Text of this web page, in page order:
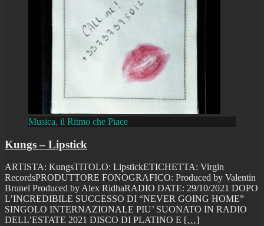
Musica, il Ritmo che Piace
Kungs – Lipstick
ARTISTA: KungsTITOLO: LipstickETICHETTA: Virgin
RecordsPRODUTTORE FONOGRAFICO: Produced by Valentin
Brunel Produced by Alex RidhaRADIO DATE: 29/10/2021 DOPO
L’INCREDIBILE SUCCESSO DI “NEVER GOING HOME”
SINGOLO INTERNAZIONALE PIU’ SUONATO IN RADIO
DELL’ESTATE 2021 DISCO DI PLATINO E […]